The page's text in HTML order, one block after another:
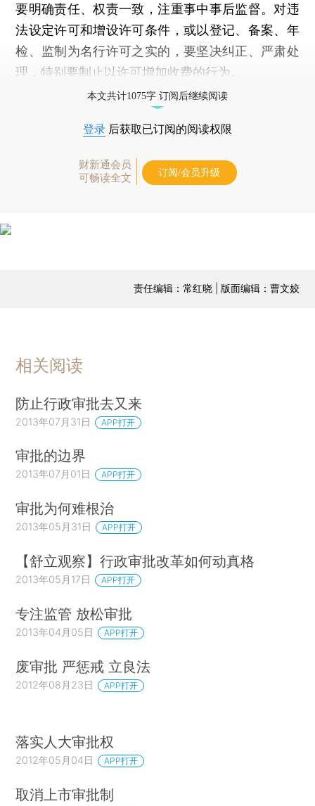
要明确责任、权责一致，注重事中事后监督。对违
法设定许可和增设许可条件，或以登记、备案、年
检、监制为名行许可之实的，要坚决纠正、严肃处
理，特别要制止以许可增加收费的行为。
本文共计1075字 订阅后继续阅读
登录 后获取已订阅的阅读权限
财新通会员
可畅读全文
订阅/会员升级
责任编辑：常红晓 | 版面编辑：曹文姣
相关阅读
防止行政审批去又来
2013年07月31日 APP打开
审批的边界
2013年07月01日 APP打开
审批为何难根治
2013年05月31日 APP打开
【舒立观察】行政审批改革如何动真格
2013年05月17日 APP打开
专注监管 放松审批
2013年04月05日 APP打开
废审批 严惩戒 立良法
2012年08月23日 APP打开
落实人大审批权
2012年05月04日 APP打开
取消上市审批制